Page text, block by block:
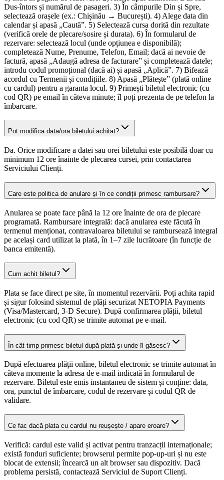
Dus-întors și numărul de pasageri. 3) În câmpurile Din și Spre,
selectează orașele (ex.: Chișinău → București). 4) Alege data din
calendar și apasă „Caută”. 5) Selectează cursa dorită din rezultate
(verifică orele de plecare/sosire și durata). 6) În formularul de
rezervare: selectează locul (unde opțiunea e disponibilă);
completează Nume, Prenume, Telefon, Email; dacă ai nevoie de
factură, apasă „Adaugă adresa de facturare” și completează datele;
introdu codul promoțional (dacă ai) și apasă „Aplică”. 7) Bifează
acordul cu Termenii și condițiile. 8) Apasă „Plătește” (plată online
cu cardul) pentru a garanta locul. 9) Primești biletul electronic (cu
cod QR) pe email în câteva minute; îl poți prezenta de pe telefon la
îmbarcare.
Pot modifica data/ora biletului achitat?
Da. Orice modificare a datei sau orei biletului este posibilă doar cu
minimum 12 ore înainte de plecarea cursei, prin contactarea
Serviciului Clienți.
Care este politica de anulare și în ce condiții primesc rambursare?
Anularea se poate face până la 12 ore înainte de ora de plecare
programată. Rambursare integrală: dacă anularea este făcută în
termenul menționat, contravaloarea biletului se rambursează integral
pe același card utilizat la plată, în 1–7 zile lucrătoare (în funcție de
banca emitentă).
Cum achit biletul?
Plata se face direct pe site, în momentul rezervării. Poți achita rapid
și sigur folosind sistemul de plăți securizat NETOPIA Payments
(Visa/Mastercard, 3-D Secure). După confirmarea plății, biletul
electronic (cu cod QR) se trimite automat pe e-mail.
În cât timp primesc biletul după plată și unde îl găsesc?
După efectuarea plății online, biletul electronic se trimite automat în
câteva momente la adresa de e-mail indicată în formularul de
rezervare. Biletul este emis instantaneu de sistem și conține: data,
ora, punctul de îmbarcare, codul de rezervare și codul QR de
validare.
Ce fac dacă plata cu cardul nu reușește / apare eroare?
Verifică: cardul este valid și activat pentru tranzacții internaționale;
există fonduri suficiente; browserul permite pop-up-uri și nu este
blocat de extensii; încearcă un alt browser sau dispozitiv. Dacă
problema persistă, contactează Serviciul de Suport Clienți.